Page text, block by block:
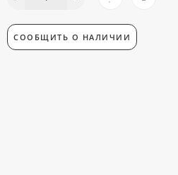
СООБЩИТЬ О НАЛИЧИИ